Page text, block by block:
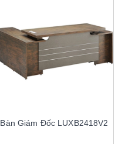
Bàn Giám Đốc LUXB2418V2